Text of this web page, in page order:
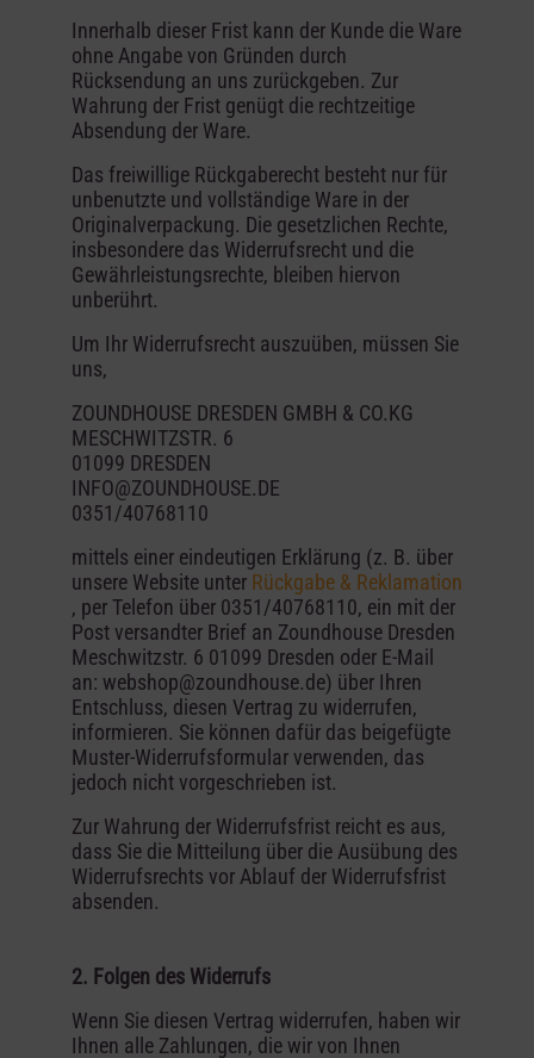
Innerhalb dieser Frist kann der Kunde die Ware
ohne Angabe von Gründen durch
Rücksendung an uns zurückgeben. Zur
Wahrung der Frist genügt die rechtzeitige
Absendung der Ware.
Das freiwillige Rückgaberecht besteht nur für
unbenutzte und vollständige Ware in der
Originalverpackung. Die gesetzlichen Rechte,
insbesondere das Widerrufsrecht und die
Gewährleistungsrechte, bleiben hiervon
unberührt.
Um Ihr Widerrufsrecht auszuüben, müssen Sie
uns,
ZOUNDHOUSE DRESDEN GMBH & CO.KG
MESCHWITZSTR. 6
01099 DRESDEN
INFO@ZOUNDHOUSE.DE
0351/40768110
mittels einer eindeutigen Erklärung (z. B. über
unsere Website unter Rückgabe & Reklamation
, per Telefon über 0351/40768110, ein mit der
Post versandter Brief an Zoundhouse Dresden
Meschwitzstr. 6 01099 Dresden oder E-Mail
an: webshop@zoundhouse.de) über Ihren
Entschluss, diesen Vertrag zu widerrufen,
informieren. Sie können dafür das beigefügte
Muster-Widerrufsformular verwenden, das
jedoch nicht vorgeschrieben ist.
Zur Wahrung der Widerrufsfrist reicht es aus,
dass Sie die Mitteilung über die Ausübung des
Widerrufsrechts vor Ablauf der Widerrufsfrist
absenden.
2. Folgen des Widerrufs
Wenn Sie diesen Vertrag widerrufen, haben wir
Ihnen alle Zahlungen, die wir von Ihnen